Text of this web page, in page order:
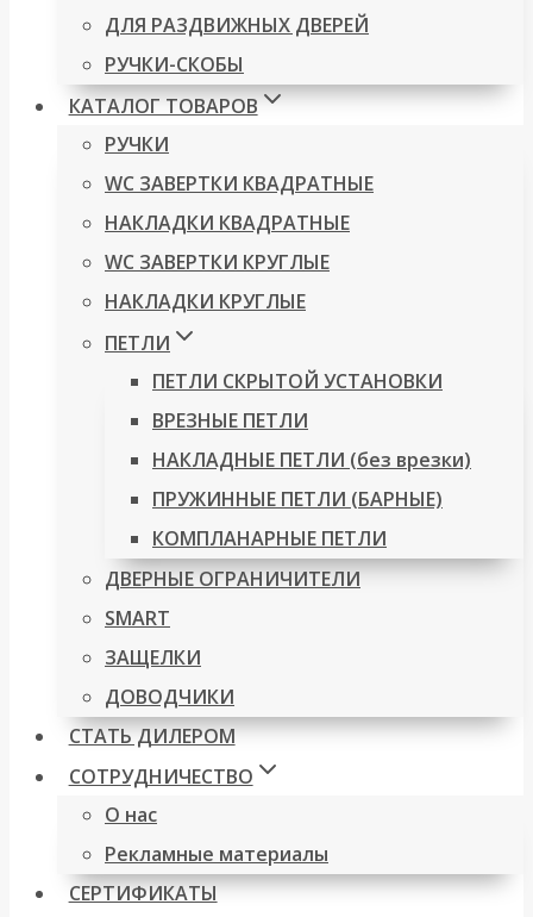
ДЛЯ РАЗДВИЖНЫХ ДВЕРЕЙ
РУЧКИ-СКОБЫ
КАТАЛОГ ТОВАРОВ
РУЧКИ
WC ЗАВЕРТКИ КВАДРАТНЫЕ
НАКЛАДКИ КВАДРАТНЫЕ
WC ЗАВЕРТКИ КРУГЛЫЕ
НАКЛАДКИ КРУГЛЫЕ
ПЕТЛИ
ПЕТЛИ СКРЫТОЙ УСТАНОВКИ
ВРЕЗНЫЕ ПЕТЛИ
НАКЛАДНЫЕ ПЕТЛИ (без врезки)
ПРУЖИННЫЕ ПЕТЛИ (БАРНЫЕ)
КОМПЛАНАРНЫЕ ПЕТЛИ
ДВЕРНЫЕ ОГРАНИЧИТЕЛИ
SMART
ЗАЩЕЛКИ
ДОВОДЧИКИ
СТАТЬ ДИЛЕРОМ
СОТРУДНИЧЕСТВО
О нас
Рекламные материалы
СЕРТИФИКАТЫ